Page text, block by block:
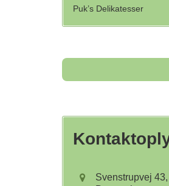
Puk’s Delikatesser
Svenstrupvej